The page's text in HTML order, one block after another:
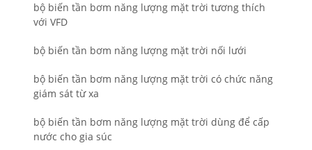
bộ biến tần bơm năng lượng mặt trời tương thích
với VFD
bộ biến tần bơm năng lượng mặt trời nối lưới
bộ biến tần bơm năng lượng mặt trời có chức năng
giám sát từ xa
bộ biến tần bơm năng lượng mặt trời dùng để cấp
nước cho gia súc